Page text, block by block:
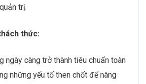
trị.
thức:
ngày càng trở thành tiêu chuẩn toàn
những yếu tố then chốt để nâng